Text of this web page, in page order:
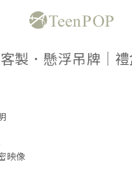
製．懸浮吊牌｜
映像